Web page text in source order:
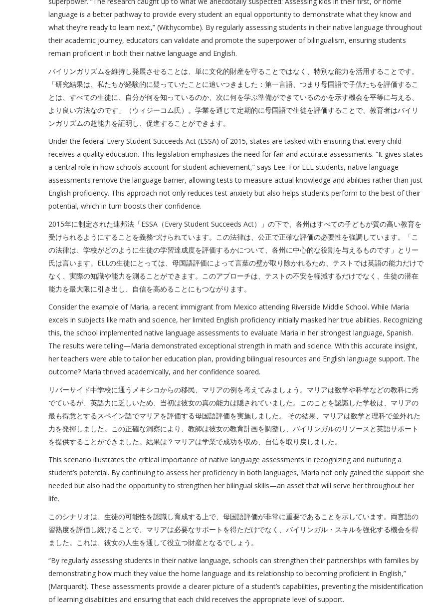
language is a better pathway to provide every student an equal opportunity to demonstrate what they know and
what they’re ready to learn next,” (Withycombe). By regularly assessing students in their native language throughout
their academic journey, educators can validate and promote the superpower of bilingualism, ensuring students
remain proficient in both their native language and English.
バイリンガリズムを維持し発展させることは、単に文化的財産を守ることではなく、特別な能力を活用することです。
「研究結果は、私たちが経験的に疑っていたことに追いつきました：第一言語、つまり母国語で子供たちを評価するこ
とは、すべての生徒に、自分が何を知っているのか、次に何を学ぶ準備ができているのかを示す機会を平等に与える、
より良い方法なのです」（ウィジーコム氏）。学業を通じて定期的に母国語で生徒を評価することで、教育者はバイリ
ンガリズムの超能力を証明し、促進することができます。
Under the federal Every Student Succeeds Act (ESSA) of 2015, states are tasked with ensuring that every child
receives a quality education. This legislation emphasizes the need for fair and accurate assessments. “It gives states
a central role in how schools account for student achievement,” says Lee. For ELL students, native language
assessments remove the language barrier, allowing tests to measure actual knowledge and abilities rather than just
English proficiency. This approach not only reduces test anxiety but also helps students perform to the best of their
potential, which in turn boosts their confidence.
2015年に制定された連邦法「ESSA（Every Student Succeeds Act）」の下で、各州はすべての子どもが質の高い教育を
受けられるようにすることを義務づけられています。この法律は、公正で正確な評価の必要性を強調しています。「こ
の法律は、学校がどのように生徒の学習達成度を評価するかについて、各州に中心的な役割を与えるものです」とリー
氏は言います。ELLの生徒にとっては、母国語評価によって言葉の壁が取り除かれるため、テストでは英語の能力だけで
なく、実際の知識や能力を測ることができます。このアプローチは、テストの不安を軽減するだけでなく、生徒の潜在
能力を最大限に引き出し、自信を高めることにもつながります。
Consider the example of Maria, a recent immigrant from Mexico attending Riverside Middle School. While Maria
excels in subjects like math and science, her limited English proficiency initially masked her true abilities. Recognizing
this, the school implemented native language assessments to evaluate Maria in her strongest language, Spanish.
The results were telling—Maria demonstrated exceptional strength in math and science. With this accurate insight,
her teachers were able to tailor her education plan, providing bilingual resources and English language support. The
outcome? Maria thrived academically, and her confidence soared.
リバーサイド中学校に通うメキシコからの移民、マリアの例を考えてみましょう。マリアは数学や科学などの教科に秀
でているが、英語力に乏しいため、当初は彼女の真の能力は隠されていました。このことを認識した学校は、マリアの
最も得意とするスペイン語でマリアを評価する母国語評価を実施しました。 その結果、マリアは数学と理科で並外れた
力を発揮しました。この正確な洞察により、教師は彼女の教育計画を調整し、バイリンガルのリソースと英語サポート
を提供することができました。結果は？マリアは学業で成功を収め、自信を取り戻しました。
This scenario illustrates the critical importance of native language assessments in recognizing and nurturing a
student’s potential. By continuing to assess her proficiency in both languages, Maria not only gained the support she
needed but also had the opportunity to strengthen her bilingual skills—an asset that will serve her throughout her
life.
このシナリオは、生徒の可能性を認識し育成する上で、母国語評価が非常に重要であることを示しています。両言語の
習熟度を評価し続けることで、マリアは必要なサポートを得ただけでなく、バイリンガル・スキルを強化する機会を得
ました。これは、彼女の人生を通して役立つ財産となるでしょう。
“By regularly assessing students in their native language, schools can strengthen their partnerships with families by
demonstrating how much they value the home language and its relationship to becoming proficient in English,”
(Marquardt). These assessments provide a clearer picture of a student’s capabilities, preventing the misidentification
of learning disabilities and ensuring that each child receives the appropriate level of support.